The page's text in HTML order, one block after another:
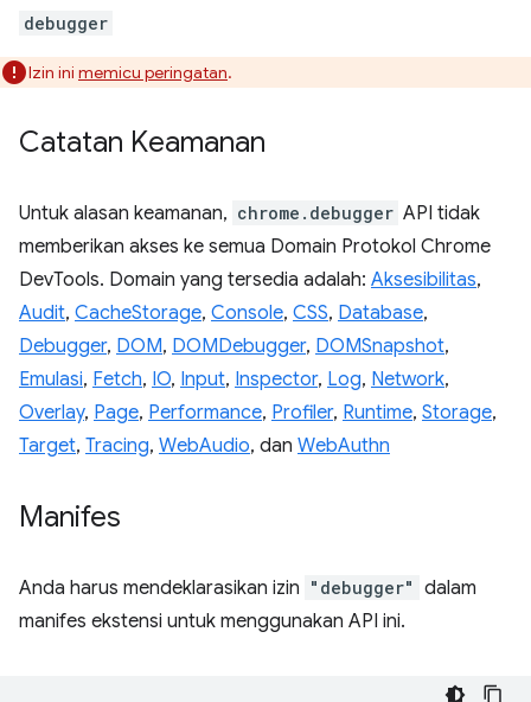
debugger
Izin ini memicu peringatan.
Catatan Keamanan
Untuk alasan keamanan, chrome.debugger API tidak
memberikan akses ke semua Domain Protokol Chrome
DevTools. Domain yang tersedia adalah: Aksesibilitas,
Audit, CacheStorage, Console, CSS, Database,
Debugger, DOM, DOMDebugger, DOMSnapshot,
Emulasi, Fetch, IO, Input, Inspector, Log, Network,
Overlay, Page, Performance, Profiler, Runtime, Storage,
Target, Tracing, WebAudio, dan WebAuthn
Manifes
Anda harus mendeklarasikan izin "debugger" dalam
manifes ekstensi untuk menggunakan API ini.